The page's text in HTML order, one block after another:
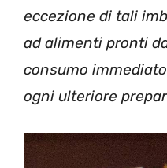
eccezione di tali
ad alimenti pronti
consumo
ogni ulteriore